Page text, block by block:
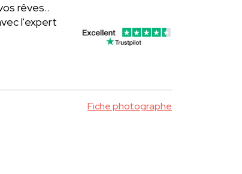
rêves..
l'expert
Fiche photographe